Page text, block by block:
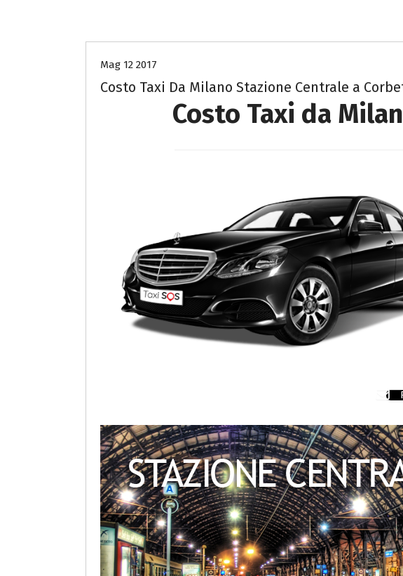
Mag 12 2017
Costo Taxi Da Milano Stazione Centrale a
Costo Taxi da